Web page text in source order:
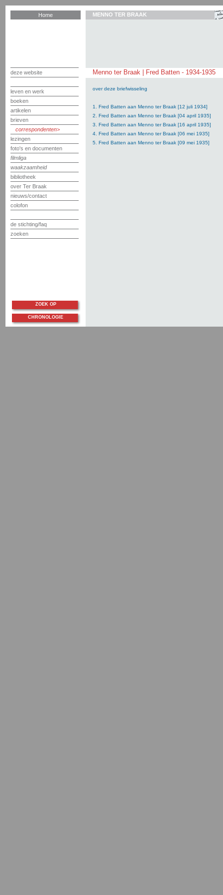
Home
deze website
leven en werk
boeken
artikelen
brieven
correspondenten
lezingen
foto's en documenten
filmliga
waakzaamheid
bibliotheek
over Ter Braak
nieuws/contact
colofon
de stichting/faq
zoeken
MENNO TER BRAAK
Menno ter Braak | Fred Batten - 1934-1935
over deze briefwisseling
1. Fred Batten aan Menno ter Braak [12 juli 1934]
2. Fred Batten aan Menno ter Braak [04 april 1935]
3. Fred Batten aan Menno ter Braak [16 april 1935]
4. Fred Batten aan Menno ter Braak [06 mei 1935]
5. Fred Batten aan Menno ter Braak [09 mei 1935]
ZOEK OP
CHRONOLOGIE